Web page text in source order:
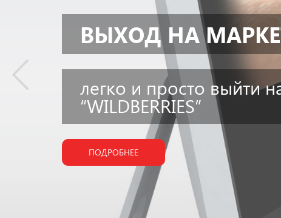
ВЫХОД НА
легко и просто выйти
“WILDBERRIES”
ПОДРОБНЕЕ